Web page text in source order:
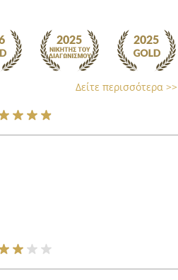
Δείτε περισσότερα >>